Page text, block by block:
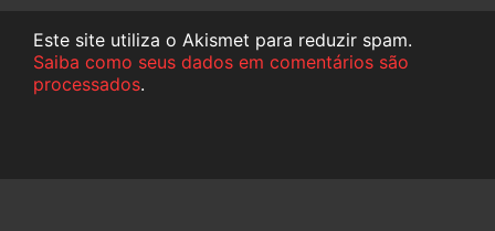
Este site utiliza o Akismet para reduzir spam.
Saiba como seus dados em comentários são
processados.